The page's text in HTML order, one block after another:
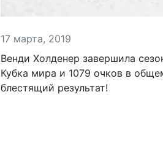
17 марта, 2019
Венди Холденер завершила
Кубка мира и 1079 очков в
блестящий результат!